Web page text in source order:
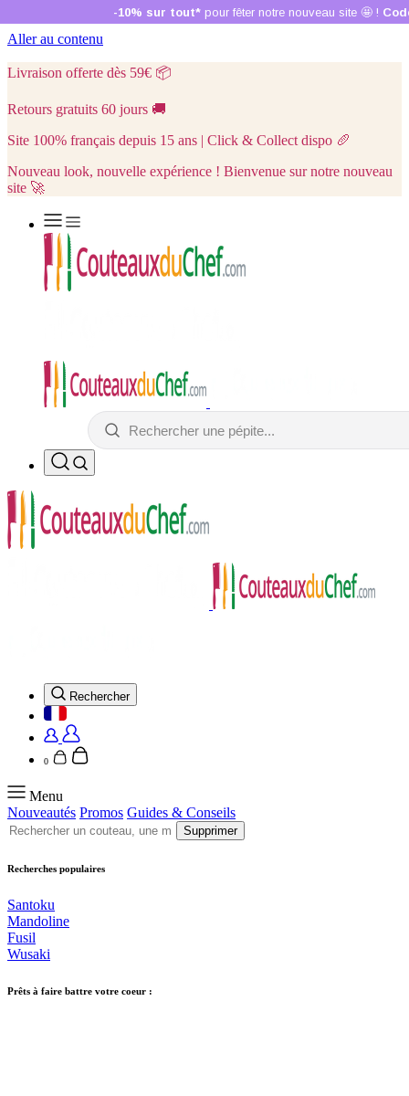
Aller au contenu
Livraison offerte dès 59€ 📦
Retours gratuits 60 jours 🚚
Site 100% français depuis 15 ans | Click & Collect dispo 🥖
Nouveau look, nouvelle expérience ! Bienvenue sur notre nouveau
site 🚀
Rechercher
0
Menu
Nouveautés Promos Guides & Conseils
Supprimer
Recherches populaires
Santoku
Mandoline
Fusil
Wusaki
Prêts à faire battre votre coeur :